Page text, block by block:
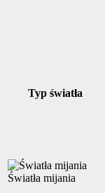
Typ światła
Światła mijania